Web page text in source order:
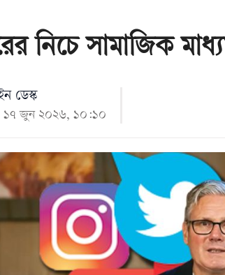
নিচে সামাজিক
ডেস্ক
১৭ জুন ২০২৬, ১০:১০